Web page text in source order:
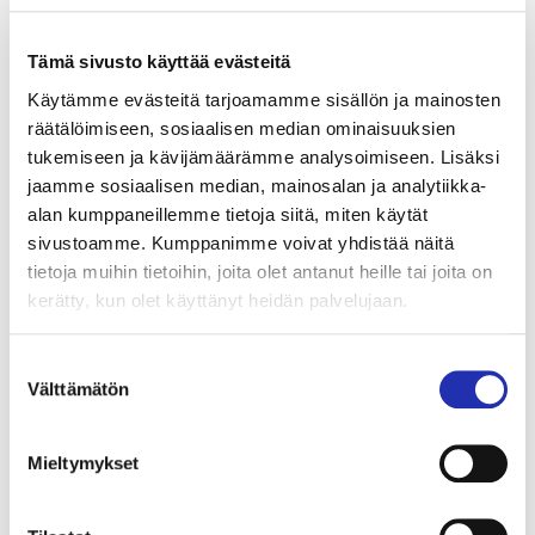
Tämä sivusto käyttää evästeitä
Käytämme evästeitä tarjoamamme sisällön ja mainosten
räätälöimiseen, sosiaalisen median ominaisuuksien
tukemiseen ja kävijämäärämme analysoimiseen. Lisäksi
jaamme sosiaalisen median, mainosalan ja analytiikka-
alan kumppaneillemme tietoja siitä, miten käytät
sivustoamme. Kumppanimme voivat yhdistää näitä
tietoja muihin tietoihin, joita olet antanut heille tai joita on
kerätty, kun olet käyttänyt heidän palvelujaan.
valinta
Välttämätön
Mieltymykset
toimenkuvan kynnyksellä olikin realistista pohtia,
miten uudessa tehtävässä pystyy antamaan
parhaansa.
”Minua inspiroivat edelleen alan suuret
mahdollisuudet. Koen lähes päivittäin, ettei kaikkea
ole vielä keksitty – vaikka joskus väsyneenä vähän
hymyilyttääkin, että taasko jotain pitää keksiä…
Viimeiset kaksi vuotta ovat pakottaneet alaa
uudelleen, ja se on kokemuksena ollut herättävä
Jos aiemmin elettiin vahvassa tulevaisuuden